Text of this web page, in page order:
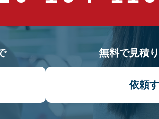
無料で見積
依頼